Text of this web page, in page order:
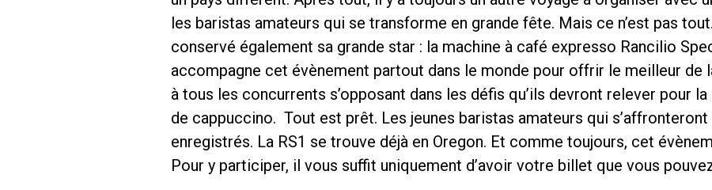
les baristas amateurs qui se transforme en grande fête. Mais ce n’est pas
conservé également sa grande star : la machine à café expresso Rancilio
accompagne cet évènement partout dans le monde pour offrir le meilleur de
à tous les concurrents s’opposant dans les défis qu’ils devront relever pour
de cappuccino. Tout est prêt. Les jeunes baristas amateurs qui s’affronteront
enregistrés. La RS1 se trouve déjà en Oregon. Et comme toujours, cet
Pour y participer, il vous suffit uniquement d’avoir votre billet que vous